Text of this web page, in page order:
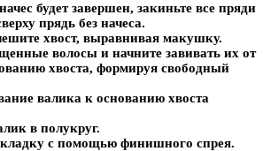
будет завершен, закиньте все пряди
прядь без начеса.
хвост, выравнивая макушку.
волосы и начните завивать их от
хвоста, формируя свободный
валика к основанию хвоста
в полукруг.
с помощью финишного спрея.